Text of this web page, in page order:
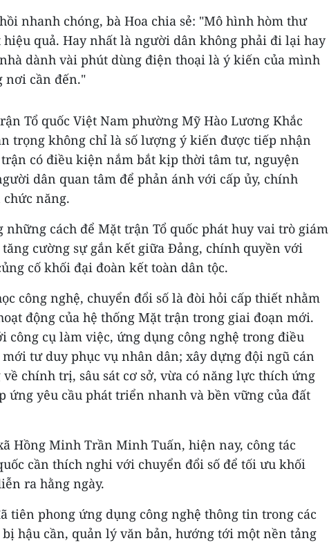
nhanh chóng, bà Hoa chia sẻ: "Mô hình hòm thư
quả. Hay nhất là người dân không phải đi lại hay
dành vài phút dùng điện thoại là ý kiến của mình
nơi cần đến."
Tổ quốc Việt Nam phường Mỹ Hào Lương Khắc
trọng không chỉ là số lượng ý kiến được tiếp nhận
có điều kiện nắm bắt kịp thời tâm tư, nguyện
dân quan tâm để phản ánh với cấp ủy, chính
chức năng.
cách để Mặt trận Tổ quốc phát huy vai trò giám
cường sự gắn kết giữa Đảng, chính quyền với
cố khối đại đoàn kết toàn dân tộc.
công nghệ, chuyển đổi số là đòi hỏi cấp thiết nhằm
động của hệ thống Mặt trận trong giai đoạn mới.
công cụ làm việc, ứng dụng công nghệ trong điều
tư duy phục vụ nhân dân; xây dựng đội ngũ cán
chính trị, sâu sát cơ sở, vừa có năng lực thích ứng
ứng yêu cầu phát triển nhanh và bền vững của đất
Hồng Minh Trần Minh Tuấn, hiện nay, công tác
cần thích nghi với chuyển đổi số để tối ưu khối
ra hằng ngày.
tiên phong ứng dụng công nghệ thông tin trong các
hậu cần, quản lý văn bản, hướng tới một nền tảng